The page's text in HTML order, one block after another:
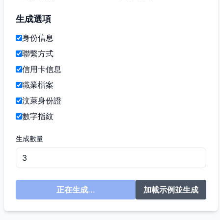
生成選項
身份信息
聯繫方式
信用卡信息
職業檔案
汶萊身份證
數字指紋
生成數量
正在生成... 加載示例並生成